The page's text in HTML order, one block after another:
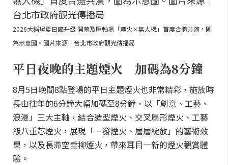
2026大稻埕夏日節升級 開幕及壓軸場「煙火×無人機」首度合體共演，圖
為示意圖。圖片來源｜台北市政府觀光傳播局
平日夜晚的主題煙火 加碼為8分鐘
8月5日晚間8點登場的平日主題煙火也非常精彩，施放時
長由往年的6分鐘大幅加碼至8分鐘，以「創意、工藝、
浪漫」三大主軸，結合造型煙火、交叉扇形煙火、工藝
級八重芯煙火，展現「一發煙火、層層綻放」的藝術效
果，以及長滯空垂柳煙火，帶來耳目一新的煙火觀賞體
驗。